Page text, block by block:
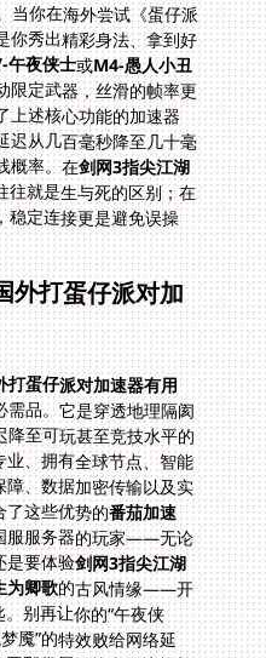
当你在海外尝试《蛋仔派
你秀出精彩身法、拿到好
午夜侠士或M4-愚人小丑
限定武器，丝滑的帧率更
整合了上述核心功能的加速器
迟从几百毫秒降至几十毫
概率。在剑网3指尖江湖
往就是生与死的区别；在
稳定连接更是避免误操
外打蛋仔派对加
打蛋仔派对加速器有用
品。它是穿透地理隔阂
降至可玩甚至竞技水平的
业、拥有全球节点、智能
障、数据加密传输以及实
了这些优势的番茄加速
服服务器的玩家——无论
是要体验剑网3指尖江湖
为卿歌的古风情缘——开
启流畅游戏世界大门的关键钥匙。别再让你的“午夜侠
士”卡在关键操作，也别让“晶流梦魇”的特效败给网络延
迟，是时候让加速器帮你重新夺回那份属于战士的流畅与